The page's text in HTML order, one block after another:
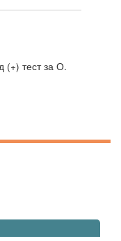
(+) тест за О.